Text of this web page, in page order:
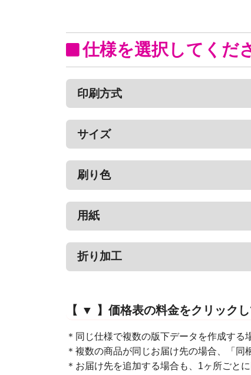
仕様を選択してくだ
印刷方式
サイズ
刷り色
用紙
折り加工
【 ▼ 】価格表の料金をクリック
＊同じ仕様で複数の版下データを作成す
＊複数の商品が同じお届け先の場合、「同
＊お届け先を追加する場合も、1ヶ所ごと